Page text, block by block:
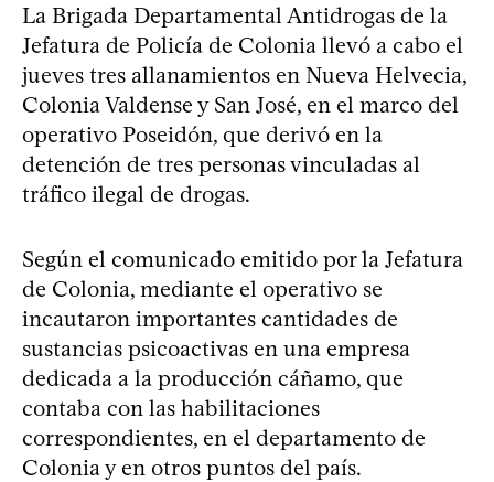
La Brigada Departamental Antidrogas de la
Jefatura de Policía de Colonia llevó a cabo el
jueves tres allanamientos en Nueva Helvecia,
Colonia Valdense y San José, en el marco del
operativo Poseidón, que derivó en la
detención de tres personas vinculadas al
tráfico ilegal de drogas.
Según el comunicado emitido por la Jefatura
de Colonia, mediante el operativo se
incautaron importantes cantidades de
sustancias psicoactivas en una empresa
dedicada a la producción cáñamo, que
contaba con las habilitaciones
correspondientes, en el departamento de
Colonia y en otros puntos del país.